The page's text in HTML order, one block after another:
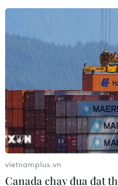
vietnamplus.vn
Canada chạy đua đạt